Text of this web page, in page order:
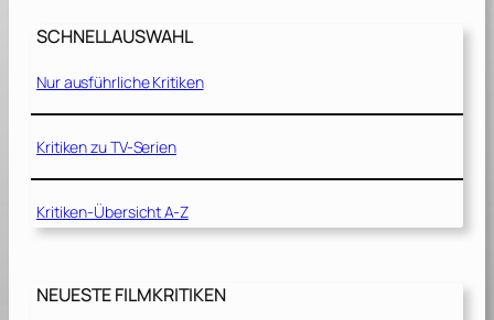
]
SCHNELLAUSWAHL
Nur ausführliche Kritiken
Kritiken zu TV-Serien
Kritiken-Übersicht A-Z
NEUESTE FILMKRITIKEN